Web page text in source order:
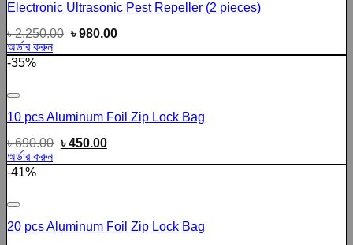
Electronic Ultrasonic Pest Repeller (2 pieces)
৳2,250.00 ৳980.00
অর্ডার করুন
-35%
10 pcs Aluminum Foil Zip Lock Bag
৳690.00 ৳450.00
অর্ডার করুন
-41%
20 pcs Aluminum Foil Zip Lock Bag